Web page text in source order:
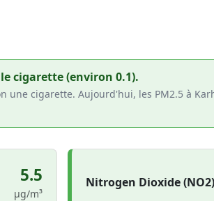
cigarette (environ 0.1).
une cigarette. Aujourd'hui, les PM2.5 à
5.5
µg/m³
Nitrogen Dioxide (NO2)